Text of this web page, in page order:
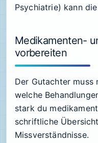
Psychiatrie) kann
Medikamenten-
vorbereiten
Der Gutachter muss
welche
stark du
schriftliche
Missverständnisse.